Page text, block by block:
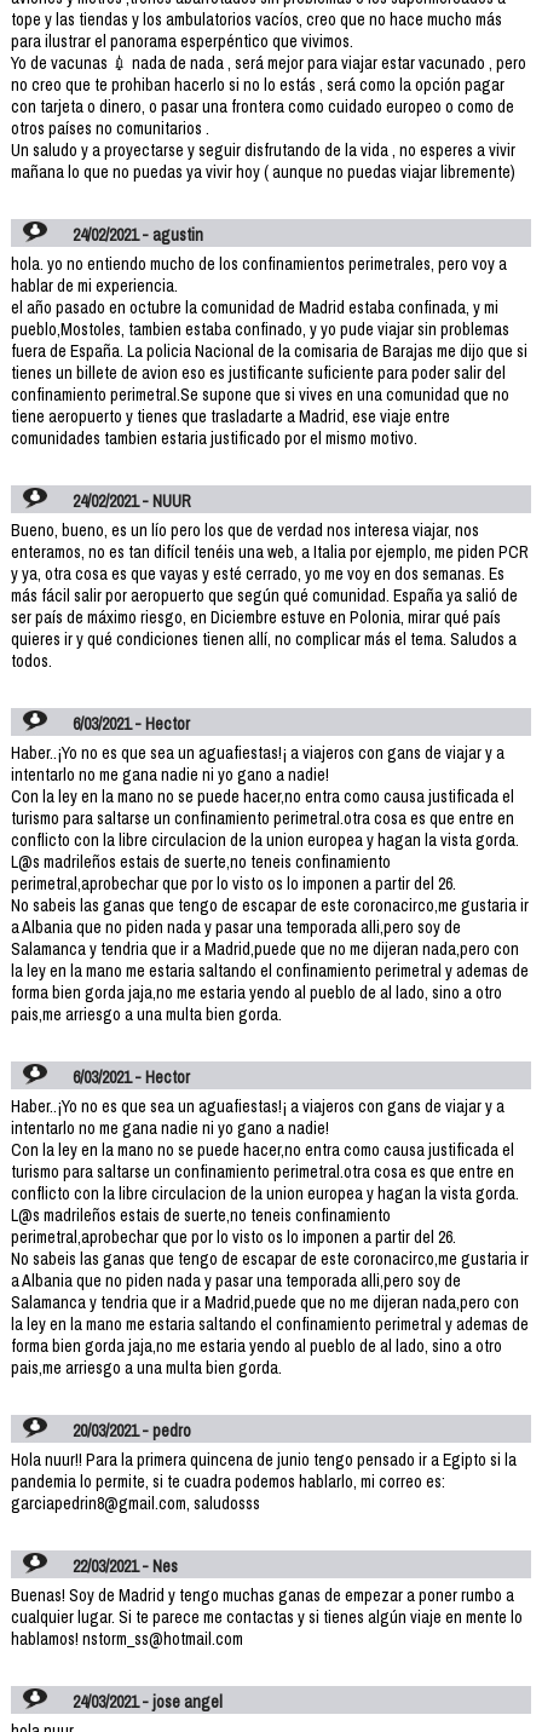
tope y las tiendas y los ambulatorios vacíos, creo que no hace mucho más
para ilustrar el panorama esperpéntico que vivimos.
Yo de vacunas 💉 nada de nada , será mejor para viajar estar vacunado , pero
no creo que te prohiban hacerlo si no lo estás , será como la opción pagar
con tarjeta o dinero, o pasar una frontera como cuidado europeo o como de
otros países no comunitarios .
Un saludo y a proyectarse y seguir disfrutando de la vida , no esperes a vivir
mañana lo que no puedas ya vivir hoy ( aunque no puedas viajar libremente)
24/02/2021 - agustin
hola. yo no entiendo mucho de los confinamientos perimetrales, pero voy a
hablar de mi experiencia.
el año pasado en octubre la comunidad de Madrid estaba confinada, y mi
pueblo,Mostoles, tambien estaba confinado, y yo pude viajar sin problemas
fuera de España. La policia Nacional de la comisaria de Barajas me dijo que si
tienes un billete de avion eso es justificante suficiente para poder salir del
confinamiento perimetral.Se supone que si vives en una comunidad que no
tiene aeropuerto y tienes que trasladarte a Madrid, ese viaje entre
comunidades tambien estaria justificado por el mismo motivo.
24/02/2021 - NUUR
Bueno, bueno, es un lío pero los que de verdad nos interesa viajar, nos
enteramos, no es tan difícil tenéis una web, a Italia por ejemplo, me piden PCR
y ya, otra cosa es que vayas y esté cerrado, yo me voy en dos semanas. Es
más fácil salir por aeropuerto que según qué comunidad. España ya salió de
ser país de máximo riesgo, en Diciembre estuve en Polonia, mirar qué país
quieres ir y qué condiciones tienen allí, no complicar más el tema. Saludos a
todos.
6/03/2021 - Hector
Haber..¡Yo no es que sea un aguafiestas!¡ a viajeros con gans de viajar y a
intentarlo no me gana nadie ni yo gano a nadie!
Con la ley en la mano no se puede hacer,no entra como causa justificada el
turismo para saltarse un confinamiento perimetral.otra cosa es que entre en
conflicto con la libre circulacion de la union europea y hagan la vista gorda.
L@s madrileños estais de suerte,no teneis confinamiento
perimetral,aprobechar que por lo visto os lo imponen a partir del 26.
No sabeis las ganas que tengo de escapar de este coronacirco,me gustaria ir
a Albania que no piden nada y pasar una temporada alli,pero soy de
Salamanca y tendria que ir a Madrid,puede que no me dijeran nada,pero con
la ley en la mano me estaria saltando el confinamiento perimetral y ademas de
forma bien gorda jaja,no me estaria yendo al pueblo de al lado, sino a otro
pais,me arriesgo a una multa bien gorda.
6/03/2021 - Hector
Haber..¡Yo no es que sea un aguafiestas!¡ a viajeros con gans de viajar y a
intentarlo no me gana nadie ni yo gano a nadie!
Con la ley en la mano no se puede hacer,no entra como causa justificada el
turismo para saltarse un confinamiento perimetral.otra cosa es que entre en
conflicto con la libre circulacion de la union europea y hagan la vista gorda.
L@s madrileños estais de suerte,no teneis confinamiento
perimetral,aprobechar que por lo visto os lo imponen a partir del 26.
No sabeis las ganas que tengo de escapar de este coronacirco,me gustaria ir
a Albania que no piden nada y pasar una temporada alli,pero soy de
Salamanca y tendria que ir a Madrid,puede que no me dijeran nada,pero con
la ley en la mano me estaria saltando el confinamiento perimetral y ademas de
forma bien gorda jaja,no me estaria yendo al pueblo de al lado, sino a otro
pais,me arriesgo a una multa bien gorda.
20/03/2021 - pedro
Hola nuur!! Para la primera quincena de junio tengo pensado ir a Egipto si la
pandemia lo permite, si te cuadra podemos hablarlo, mi correo es:
garciapedrin8@gmail.com, saludosss
22/03/2021 - Nes
Buenas! Soy de Madrid y tengo muchas ganas de empezar a poner rumbo a
cualquier lugar. Si te parece me contactas y si tienes algún viaje en mente lo
hablamos! nstorm_ss@hotmail.com
24/03/2021 - jose angel